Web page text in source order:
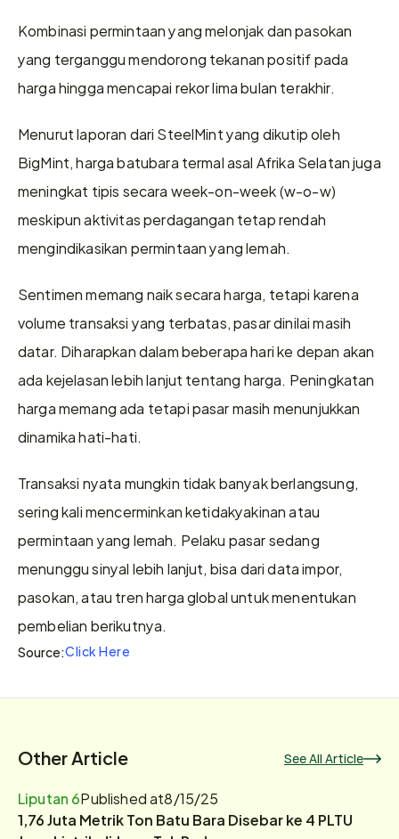
Kombinasi permintaan yang melonjak dan pasokan
yang terganggu mendorong tekanan positif pada
harga hingga mencapai rekor lima bulan terakhir.
Menurut laporan dari SteelMint yang dikutip oleh
BigMint, harga batubara termal asal Afrika Selatan juga
meningkat tipis secara week-on-week (w-o-w)
meskipun aktivitas perdagangan tetap rendah
mengindikasikan permintaan yang lemah.
Sentimen memang naik secara harga, tetapi karena
volume transaksi yang terbatas, pasar dinilai masih
datar. Diharapkan dalam beberapa hari ke depan akan
ada kejelasan lebih lanjut tentang harga. Peningkatan
harga memang ada tetapi pasar masih menunjukkan
dinamika hati-hati.
Transaksi nyata mungkin tidak banyak berlangsung,
sering kali mencerminkan ketidakyakinan atau
permintaan yang lemah. Pelaku pasar sedang
menunggu sinyal lebih lanjut, bisa dari data impor,
pasokan, atau tren harga global untuk menentukan
pembelian berikutnya.
Source:Click Here
Other Article See All Article
Liputan 6Published at8/15/25
1,76 Juta Metrik Ton Batu Bara Disebar ke 4 PLTU